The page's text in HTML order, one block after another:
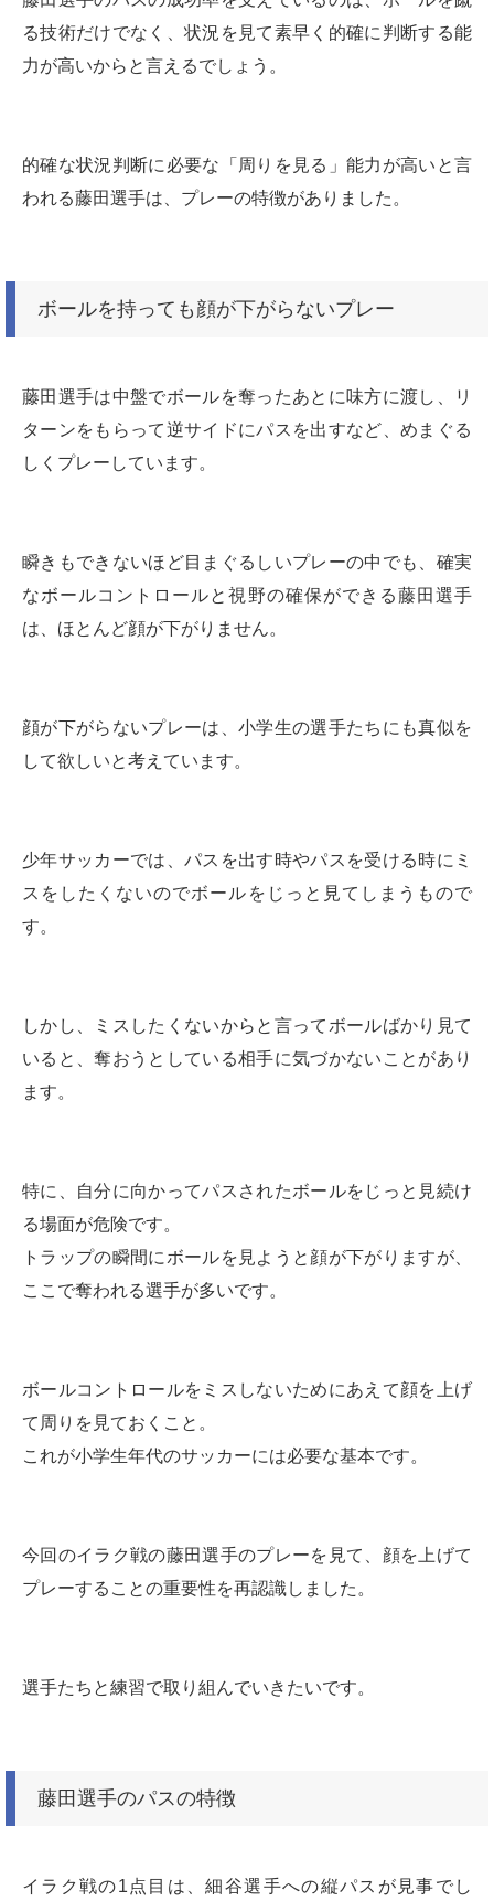
る技術だけでなく、状況を見て素早く的確に判断する能
力が高いからと言えるでしょう。
的確な状況判断に必要な「周りを見る」能力が高いと言
われる藤田選手は、プレーの特徴がありました。
ボールを持っても顔が下がらないプレー
藤田選手は中盤でボールを奪ったあとに味方に渡し、リ
ターンをもらって逆サイドにパスを出すなど、めまぐる
しくプレーしています。
瞬きもできないほど目まぐるしいプレーの中でも、確実
なボールコントロールと視野の確保ができる藤田選手
は、ほとんど顔が下がりません。
顔が下がらないプレーは、小学生の選手たちにも真似を
して欲しいと考えています。
少年サッカーでは、パスを出す時やパスを受ける時にミ
スをしたくないのでボールをじっと見てしまうもので
す。
しかし、ミスしたくないからと言ってボールばかり見て
いると、奪おうとしている相手に気づかないことがあり
ます。
特に、自分に向かってパスされたボールをじっと見続け
る場面が危険です。
トラップの瞬間にボールを見ようと顔が下がりますが、
ここで奪われる選手が多いです。
ボールコントロールをミスしないためにあえて顔を上げ
て周りを見ておくこと。
これが小学生年代のサッカーには必要な基本です。
今回のイラク戦の藤田選手のプレーを見て、顔を上げて
プレーすることの重要性を再認識しました。
選手たちと練習で取り組んでいきたいです。
藤田選手のパスの特徴
イラク戦の1点目は、細谷選手への縦パスが見事でし